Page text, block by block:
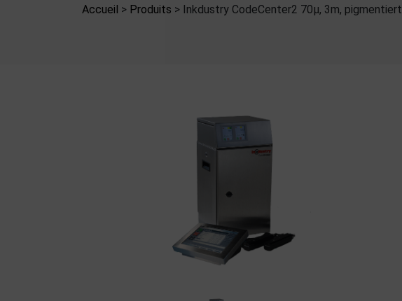
Accueil > Produits > Inkdustry CodeCenter2 70µ, 3m, pigmentiert